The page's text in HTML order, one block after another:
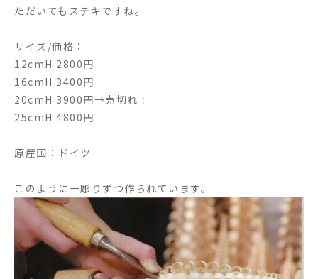
ただいてもステキですね。
サイズ/価格：
12cmH 2800円
16cmH 3400円
20cmH 3900円→売切れ！
25cmH 4800円
原産国：ドイツ
このように一彫りずつ作られています。